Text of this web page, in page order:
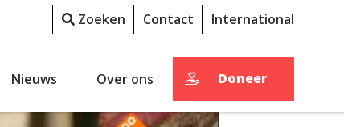
Zoeken Contact International
Nieuws Over ons Doneer